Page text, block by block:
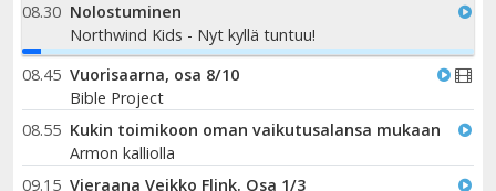
08.30 Nolostuminen
Northwind Kids - Nyt kyllä tuntuu!
2%
08.45 Vuorisaarna, osa 8/10
Bible Project
08.55 Kukin toimikoon oman vaikutusalansa mukaan
Armon kalliolla
09.15 Vieraana Veikko Flink. Osa 1/3